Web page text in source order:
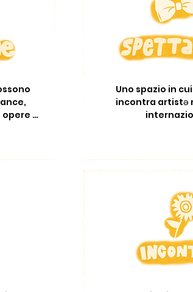
opere
Uno spazio in
incontra artistə